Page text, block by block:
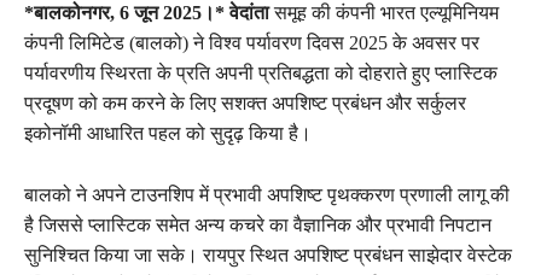
*बालकोनगर, 6 जून 2025।* वेदांतासमूह की कंपनी भारत एल्यूमिनियम
कंपनी लिमिटेड (बालको) ने विश्व पर्यावरण दिवस 2025 के अवसर पर
पर्यावरणीय स्थिरता के प्रति अपनी प्रतिबद्धता को दोहराते हुए प्लास्टिक
प्रदूषण को कम करने के लिए सशक्त अपशिष्ट प्रबंधन और सर्कुलर
इकोनॉमी आधारित पहल को सुदृढ़ किया है।
बालको ने अपने टाउनशिप में प्रभावी अपशिष्ट पृथक्करण प्रणाली लागू की
है जिससे प्लास्टिक समेत अन्य कचरे का वैज्ञानिक और प्रभावी निपटान
सुनिश्चित किया जा सके। रायपुर स्थित अपशिष्ट प्रबंधन साझेदार वेस्टेक